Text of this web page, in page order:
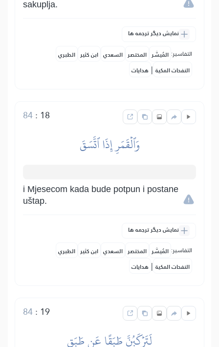
sakuplja.
نمایش دیگر ترجمه ها
التفاسير: المُيسَّر المختصر السعدي ابن كثير الطبري
النفحات المكية | هدايات
18
:
84
وَٱلۡقَمَرِ إِذَا ٱتَّسَقَ
i Mjesecom kada bude potpun i postane
uštap.
نمایش دیگر ترجمه ها
التفاسير: المُيسَّر المختصر السعدي ابن كثير الطبري
النفحات المكية | هدايات
19
:
84
لَتَرۡكَبُنَّ طَبَقًا عَن طَبَقٖ